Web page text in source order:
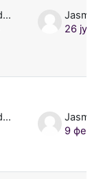
Jasmin Klindžić
26
Jasmin Klindžić
9